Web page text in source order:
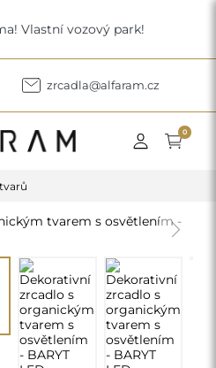
Vlastní vozový park!
zrcadla@alfaram.cz
0
Next